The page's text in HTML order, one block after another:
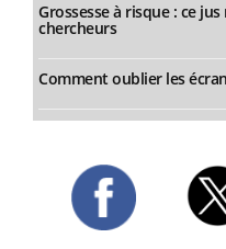
Grossesse à risque : ce
chercheurs
Comment oublier les